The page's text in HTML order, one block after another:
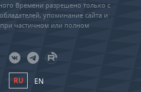
Времени разрешено только с
упоминание сайта и
частичном или полном
RU EN